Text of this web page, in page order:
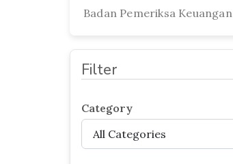
Badan Pemeriksa Keuangan
Filter
Category
All Categories